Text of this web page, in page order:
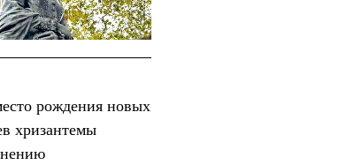
рождения новых
хризантемы